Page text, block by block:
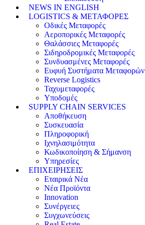
NEWS IN ENGLISH
LOGISTICS & ΜΕΤΑΦΟΡΕΣ
Οδικές Μεταφορές
Αεροπορικές Μεταφορές
Θαλάσσιες Μεταφορές
Σιδηροδρομικές Μεταφορές
Συνδυασμένες Μεταφορές
Ευφυή Συστήματα Μεταφορών
Reverse Logistics
Ταχυμεταφορές
Υποδομές
SUPPLY CHAIN SERVICES
Αποθήκευση
Συσκευασία
Πληροφορική
Ιχνηλασιμότητα
Κωδικοποίηση & Σήμανση
Υπηρεσίες
ΕΠΙΧΕΙΡΗΣΕΙΣ
Εταιρικά Νέα
Νέα Προϊόντα
Innovation
Συνέργειες
Συγχωνεύσεις